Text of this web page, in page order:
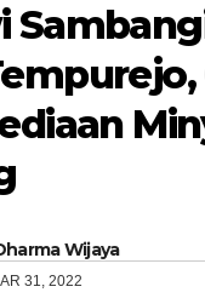
Wijaya
31, 2022